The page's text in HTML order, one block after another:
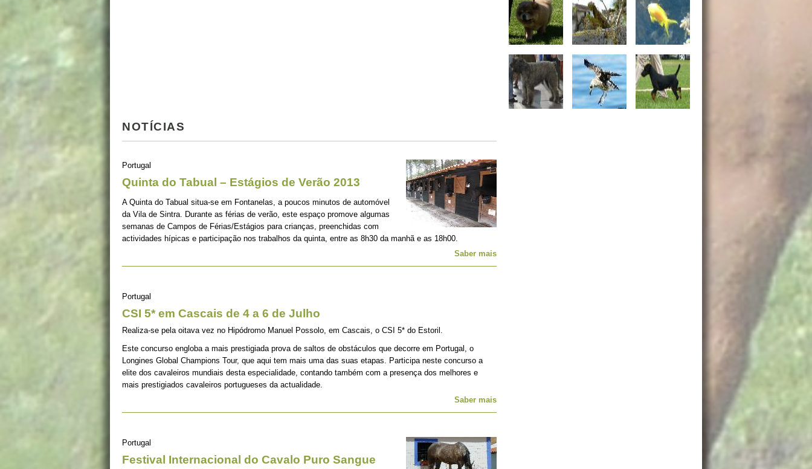
NOTÍCIAS
Portugal
Quinta do Tabual – Estágios de Verão 2013
A Quinta do Tabual situa-se em Fontanelas, a poucos minutos de automóvel
da Vila de Sintra. Durante as férias de verão, este espaço promove algumas
semanas de Campos de Férias/Estágios para crianças, preenchidas com
actividades hípicas e participação nos trabalhos da quinta, entre as 8h30 da manhã e as 18h00.
Saber mais
Portugal
CSI 5* em Cascais de 4 a 6 de Julho
Realiza-se pela oitava vez no Hipódromo Manuel Possolo, em Cascais, o CSI 5* do Estoril.
Este concurso engloba a mais prestigiada prova de saltos de obstáculos que decorre em Portugal, o
Longines Global Champions Tour, que aqui tem mais uma das suas etapas. Participa neste concurso a
elite dos cavaleiros mundiais desta especialidade, contando também com a presença dos melhores e
mais prestigiados cavaleiros portugueses da actualidade.
Saber mais
Portugal
Festival Internacional do Cavalo Puro Sangue